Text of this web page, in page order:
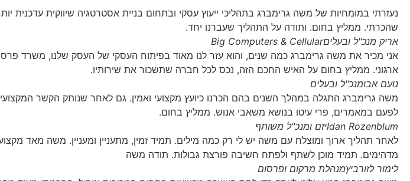
נעזרתי במומחיות של משה גרימברג בתהליכי ייעוץ עסקי ובתחום בניית אסטרטגיה שיווקית עדכנית
שהכרתי. ממליץ בחום. ותודה על התהליך שעברנו יחד.
אריק מנכ"ל ובעליםBig Computers & Cellular
אני מכיר את משה גרימברג כמה שנים, והוא עזר לנו מאוד בפיתוח העסקי של העסק שלנו, משרד פרסום
ארגוני. ממליץ בחום על האיש החכם הזה, נכס לכל חברה שתשכור את שירותיו.
נועם אבומנכ"ל ובעלים
משה גרימברג התגלה במהלך השנים בהם הכרנו כיועץ מקצועי ואמין. גם לאחר שנותק הקשר המקצועי
לפעם במאמרים, פרי עיטו בנושא משאבי אנוש. ממליץ בחום.
Idan Rozenblumיזם ומנכ"ל משותף
לאחר תהליך ארוך ומוצלח עם משה יש לי רק כמה מילים. תמיד זמין, מתעניין ומעניין. משה מאד
מדהימים. תמיד מוכן לשתף ולפתח חשיבה פורצת גבולות. תודה משה
לימור לזורביץמנהלת מרקום ופרסום